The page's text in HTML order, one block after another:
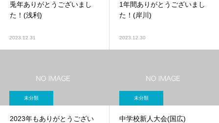
兎年ありがとうございまし
た！(浅利)
2023.12.31
1年間ありがとうございまし
た！(岸川)
2023.12.30
未分類
2023年もありがとうござい
未分類
中学校新人大会(国広)